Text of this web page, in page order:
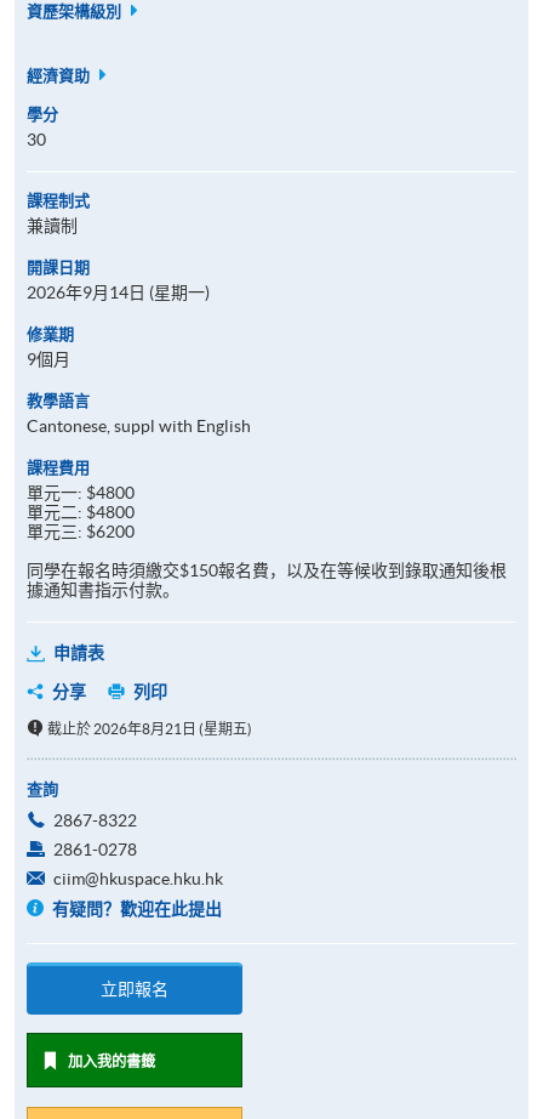
資歷架構級別
經濟資助
學分
30
課程制式
兼讀制
開課日期
2026年9月14日 (星期一)
修業期
9個月
教學語言
Cantonese, suppl with English
課程費用
單元一: $4800
單元二: $4800
單元三: $6200
同學在報名時須繳交$150報名費，以及在等候收到錄取通知後根
據通知書指示付款。
申請表
分享
列印
截止於 2026年8月21日 (星期五)
查詢
2867-8322
2861-0278
ciim@hkuspace.hku.hk
有疑問？歡迎在此提出
立即報名
加入我的書籤